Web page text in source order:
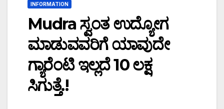
INFORMATION
Mudra ಸ್ವಂತ ಉದ್ಯೋಗ
ಮಾಡುವವರಿಗೆ ಯಾವುದೇ
ಗ್ಯಾರೆಂಟಿ ಇಲ್ಲದೆ 10 ಲಕ್ಷ
ಸಿಗುತ್ತೆ.!